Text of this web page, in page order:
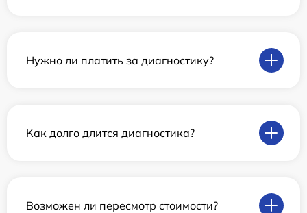
Нужно ли платить за диагностику?
Как долго длится диагностика?
Возможен ли пересмотр стоимости?